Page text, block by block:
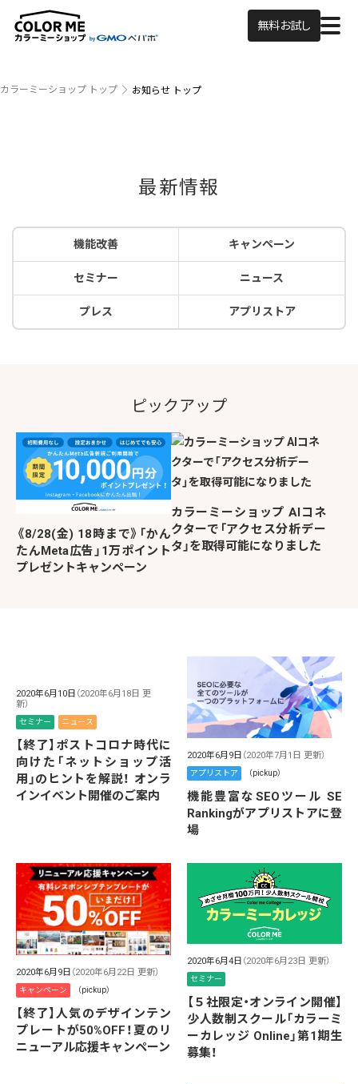
無料お試し
カラーミーショップ トップ お知らせ トップ
最新情報
機能改善 キャンペーン
セミナー ニュース
プレス アプリストア
ピックアップ
《8/28(金) 18時まで》「かん
たんMeta広告」1万ポイント
プレゼントキャンペーン
カラーミーショップ AIコネ
クターで「アクセス分析デー
タ」を取得可能になりました
2020年6月10日 （2020年6月18日 更
新）
セミナー ニュース
【終了】ポストコロナ時代に
向けた「ネットショップ活
用」のヒントを解説！ オンラ
インイベント開催のご案内
2020年6月9日 （2020年7月1日 更新）
アプリストア （pickup）
機能豊富なSEOツール SE
Rankingがアプリストアに登
場
2020年6月9日 （2020年6月22日 更新）
キャンペーン （pickup）
【終了】人気のデザインテン
プレートが50%OFF！夏のリ
ニューアル応援キャンペーン
2020年6月4日 （2020年6月23日 更新）
セミナー
【５社限定・オンライン開催】
少人数制スクール「カラーミ
ーカレッジ Online」第1期生
募集！